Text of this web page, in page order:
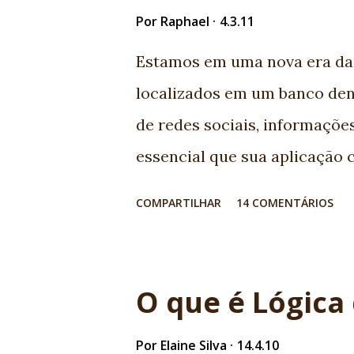
bundão com aquele escudo.
Por Raphael 4.3.11
Estamos em uma nova era
localizados em um banco
de redes sociais,
essencial que sua aplicação
integração com novos
surgem com muita força para
COMPARTILHAR 14 COMENTÁRIOS
O que é
Por Elaine Silva 14.4.10